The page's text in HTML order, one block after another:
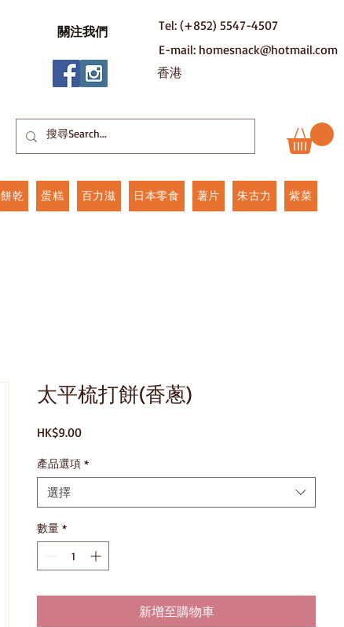
關注我們
Tel: (+852) 5547-4507
E-mail: homesnack@hotmail.com
​香港
餅乾 蛋糕 百力滋 日本零食 薯片 朱古力 紫菜
太平梳打餅(香蔥)
HK$9.00價
產品選項 *
選擇
數量 *
新增至購物車